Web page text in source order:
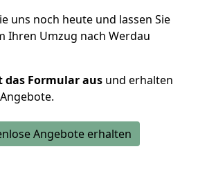
uns noch heute und lassen Sie
Ihren Umzug nach Werdau
das Formular aus und erhalten
Angebote erhalten